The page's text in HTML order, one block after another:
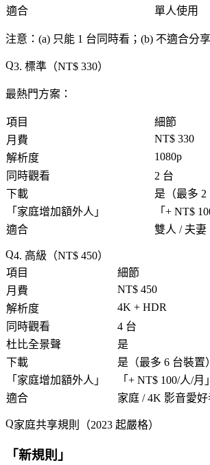
適合
單人使用
注意 ：(a) 只能 1 台同時看；(b) 不適合分享
3. 標準（NT$ 330）
最熱門方案 ：
項目
細節
月費
NT$ 330
解析度
1080p
同時觀看
2 台
下載
是（最多 2
「 家庭增加額外人 」 「 + NT$
適合
雙人 / 夫妻
4. 高級（NT$ 450）
項目
細節
月費
NT$ 450
解析度
4K + HDR
同時觀看
4 台
杜比全景聲
是
下載
是（最多 6 台裝置）
「 家庭增加額外人 」 「 + NT$ 100/人/月
適合
家庭 / 4K 影音愛
家庭共享規則（2023 起嚴格）
「新規則 」